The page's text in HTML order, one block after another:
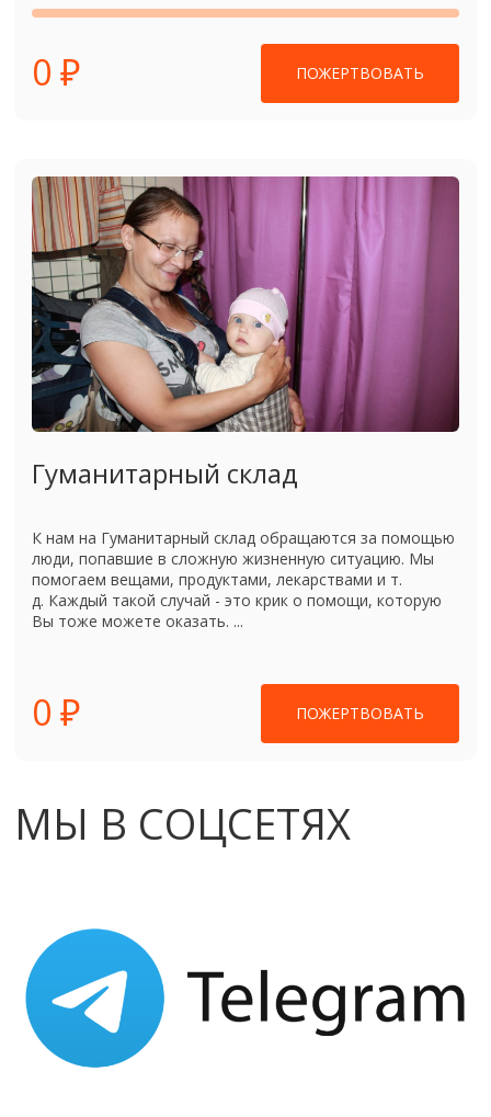
0 ₽ ПОЖЕРТВОВАТЬ
Гуманитарный склад
К нам на Гуманитарный склад обращаются за помощью
люди, попавшие в сложную жизненную ситуацию. Мы
помогаем вещами, продуктами, лекарствами и т.
д. Каждый такой случай - это крик о помощи, которую
Вы тоже можете оказать. ...
0 ₽ ПОЖЕРТВОВАТЬ
МЫ В СОЦСЕТЯХ